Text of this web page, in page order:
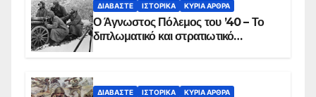
ΔΙΑΒΆΣΤΕ ΙΣΤΟΡΙΚΆ ΚΥΡΙΑ ΑΡΘΡΑ
Ο Άγνωστος Πόλεμος του ’40 – Το
διπλωματικό και στρατιωτικό
ΔΙΑΒΆΣΤΕ ΙΣΤΟΡΙΚΆ ΚΥΡΙΑ ΑΡΘΡΑ